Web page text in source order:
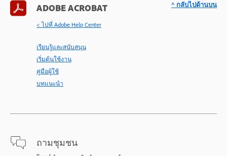
ADOBE ACROBAT
< ไปที่ Adobe Help Center
เรียนรู้และสนับสนุน
เริ่มต้นใช้งาน
คู่มือผู้ใช้
บทแนะนำ
ถามชุมชน
^ กลับไปด้านบน